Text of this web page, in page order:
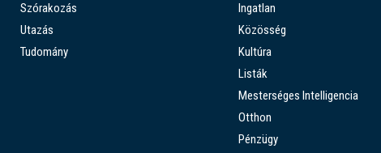
Szórakozás
Utazás
Tudomány
Ingatlan
Közösség
Kultúra
Listák
Mesterséges Intelligencia
Otthon
Pénzügy